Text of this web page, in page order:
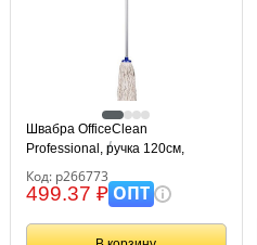
Швабра OfficeClean
Professional, ручка 120см,
насадка МОП хлопок, ворс 26см,
165г
Код: р266773
499.37 ₽ОПТ